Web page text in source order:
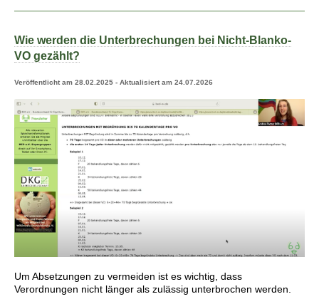
Wie werden die Unterbrechungen bei Nicht-Blanko-
VO gezählt?
Veröffentlicht am 28.02.2025 - Aktualisiert am 24.07.2026
Um Absetzungen zu vermeiden ist es wichtig, dass
Verordnungen nicht länger als zulässig unterbrochen werden.